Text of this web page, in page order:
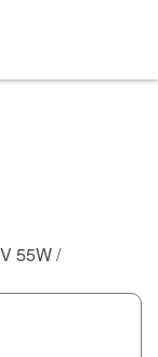
55W /